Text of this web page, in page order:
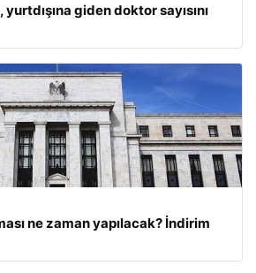
giden doktor sayısını
ne zaman yapılacak? İndirim